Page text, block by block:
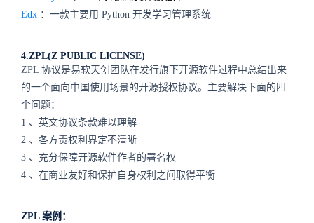
Edx ：一款主要用 Python 开发学习管理系统
4.ZPL(Z PUBLIC LICENSE)
ZPL 协议是易软天创团队在发行旗下开源软件过程中总结出来
的一个面向中国使用场景的开源授权协议。主要解决下面的四
个问题：
1 、英文协议条款难以理解
2 、各方责权利界定不清晰
3 、充分保障开源软件作者的署名权
4 、在商业友好和保护自身权利之间取得平衡
ZPL 案例：